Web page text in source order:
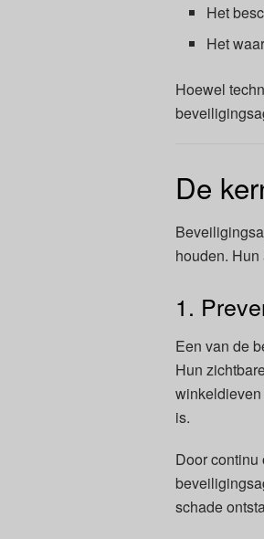
Het
Het
Hoewel
De
houden.
1.
Een van de
Hun
is.
Door
schade